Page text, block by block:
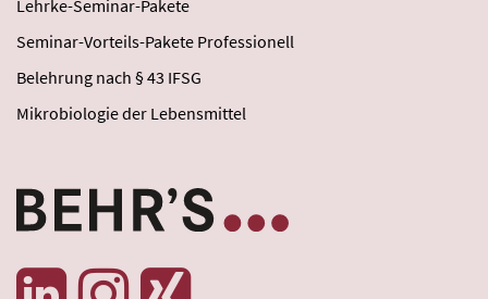
Lehrke-Seminar-Pakete
Seminar-Vorteils-Pakete Professionell
Belehrung nach § 43 IFSG
Mikrobiologie der Lebensmittel